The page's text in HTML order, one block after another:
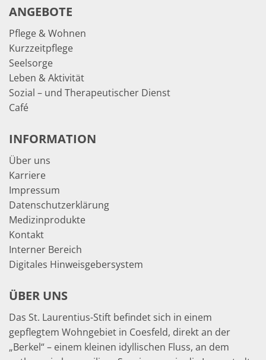
ANGEBOTE
Pflege & Wohnen
Kurzzeitpflege
Seelsorge
Leben & Aktivität
Sozial – und Therapeutischer Dienst
Café
INFORMATION
Über uns
Karriere
Impressum
Datenschutzerklärung
Medizinprodukte
Kontakt
Interner Bereich
Digitales Hinweisgebersystem
ÜBER UNS
Das St. Laurentius-Stift befindet sich in einem
gepflegtem Wohngebiet in Coesfeld, direkt an der
„Berkel“ – einem kleinen idyllischen Fluss, an dem